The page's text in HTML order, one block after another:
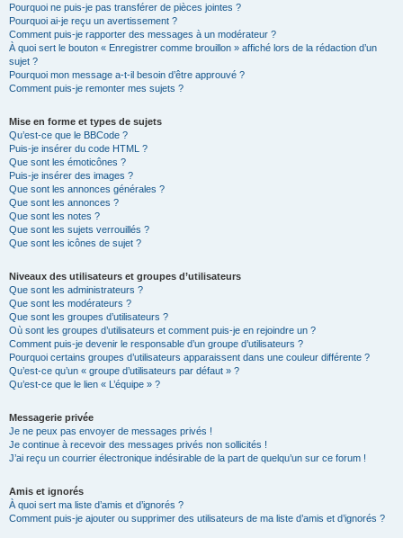
Pourquoi ne puis-je pas transférer de pièces jointes ?
Pourquoi ai-je reçu un avertissement ?
Comment puis-je rapporter des messages à un modérateur ?
À quoi sert le bouton « Enregistrer comme brouillon » affiché lors de la rédaction d’un
sujet ?
Pourquoi mon message a-t-il besoin d’être approuvé ?
Comment puis-je remonter mes sujets ?
Mise en forme et types de sujets
Qu’est-ce que le BBCode ?
Puis-je insérer du code HTML ?
Que sont les émoticônes ?
Puis-je insérer des images ?
Que sont les annonces générales ?
Que sont les annonces ?
Que sont les notes ?
Que sont les sujets verrouillés ?
Que sont les icônes de sujet ?
Niveaux des utilisateurs et groupes d’utilisateurs
Que sont les administrateurs ?
Que sont les modérateurs ?
Que sont les groupes d’utilisateurs ?
Où sont les groupes d’utilisateurs et comment puis-je en rejoindre un ?
Comment puis-je devenir le responsable d’un groupe d’utilisateurs ?
Pourquoi certains groupes d’utilisateurs apparaissent dans une couleur différente ?
Qu’est-ce qu’un « groupe d’utilisateurs par défaut » ?
Qu’est-ce que le lien « L’équipe » ?
Messagerie privée
Je ne peux pas envoyer de messages privés !
Je continue à recevoir des messages privés non sollicités !
J’ai reçu un courrier électronique indésirable de la part de quelqu’un sur ce forum !
Amis et ignorés
À quoi sert ma liste d’amis et d’ignorés ?
Comment puis-je ajouter ou supprimer des utilisateurs de ma liste d’amis et d’ignorés ?